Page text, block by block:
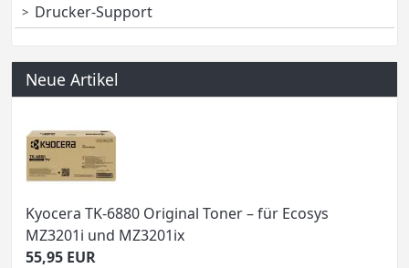
Drucker-Support
Neue Artikel
Kyocera TK-6880 Original Toner – für Ecosys
MZ3201i und MZ3201ix
55,95 EUR